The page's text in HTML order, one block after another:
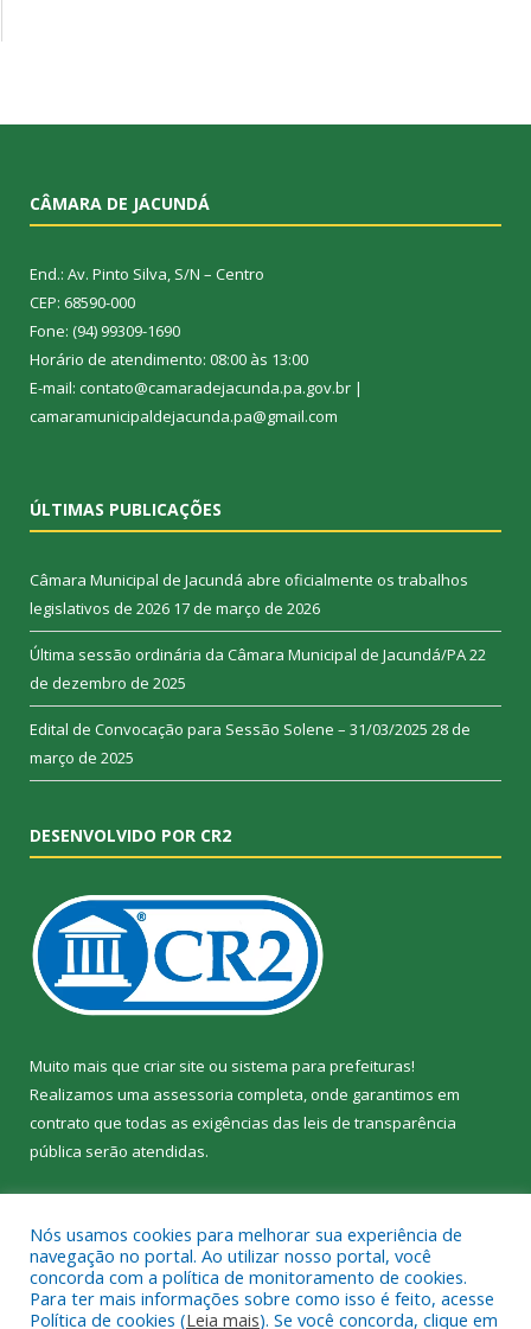
CÂMARA DE JACUNDÁ
End.: Av. Pinto Silva, S/N – Centro
CEP: 68590-000
Fone: (94) 99309-1690
Horário de atendimento: 08:00 às 13:00
E-mail: contato@camaradejacunda.pa.gov.br |
camaramunicipaldejacunda.pa@gmail.com
ÚLTIMAS PUBLICAÇÕES
Câmara Municipal de Jacundá abre oficialmente os trabalhos
legislativos de 2026 17 de março de 2026
Última sessão ordinária da Câmara Municipal de Jacundá/PA22
de dezembro de 2025
Edital de Convocação para Sessão Solene – 31/03/2025 28 de
março de 2025
DESENVOLVIDO POR CR2
Muito mais que criar site ou sistema para prefeituras!
Realizamos uma assessoria completa, onde garantimos em
contrato que todas as exigências das leis de transparência
pública serão atendidas.
Nós usamos cookies para melhorar sua experiência de
navegação no portal. Ao utilizar nosso portal, você
concorda com a política de monitoramento de cookies.
Para ter mais informações sobre como isso é feito, acesse
Política de cookies (Leia mais). Se você concorda, clique em